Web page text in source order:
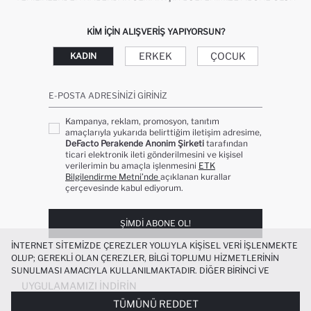
KIM IÇIN ALIŞVERIŞ YAPIYORSUN?
KADIN ERKEK ÇOCUK
E-POSTA ADRESINIZI GIRINIZ
Kampanya, reklam, promosyon, tanıtım
amaçlarıyla yukarıda belirttiğim iletişim adresime,
DeFacto Perakende Anonim Şirketi tarafından
ticari elektronik ileti gönderilmesini ve kişisel
verilerimin bu amaçla işlenmesini ETK
Bilgilendirme Metni’nde açıklanan kurallar
çerçevesinde kabul ediyorum.
ŞIMDI ABONE OL!
UYGULAMAMIZI İNDIRIN
İNTERNET SITEMIZDE ÇEREZLER YOLUYLA KIŞISEL VERI IŞLENMEKTE
OLUP; GEREKLI OLAN ÇEREZLER, BILGI TOPLUMU HIZMETLERININ
SUNULMASI AMACIYLA KULLANILMAKTADIR. DIĞER BIRINCI VE
ÜÇÜNCÜ TARAF ÇEREZLER ISE SIZE DAHA IYI BIR ALIŞVERIŞ
DENEYIMI SUNULABILMESI, SITEMIZIN DAHA IŞLEVSEL KILINMASI VE
KIŞISELLEŞTIRMESI VE AÇIK RIZA VERMENIZ HALINDE, SIZLERE
TÜMÜNÜ REDDET